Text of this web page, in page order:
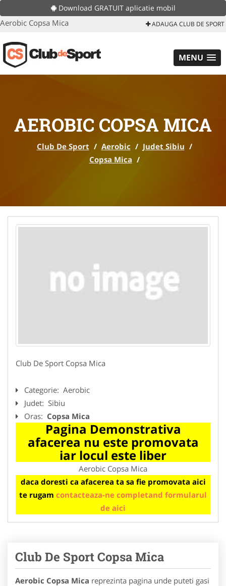
Download GRATUIT aplicatie mobil
Aerobic Copsa Mica ADAUGA CLUB DE SPORT
MENU
AEROBIC COPSA MICA
Club De Sport / Aerobic / Judet Sibiu /
Copsa Mica /
Club De Sport Copsa Mica
Categorie: Aerobic
Judet: Sibiu
Oras: Copsa Mica
Pagina Demonstrativa
afacerea nu este promovata
iar locul este liber
Aerobic Copsa Mica
daca doresti ca afacerea ta sa fie promovata aici
te rugam contacteaza-ne completand formularul
de aici
Club De Sport Copsa Mica
Aerobic Copsa Mica reprezinta pagina unde puteti gasi